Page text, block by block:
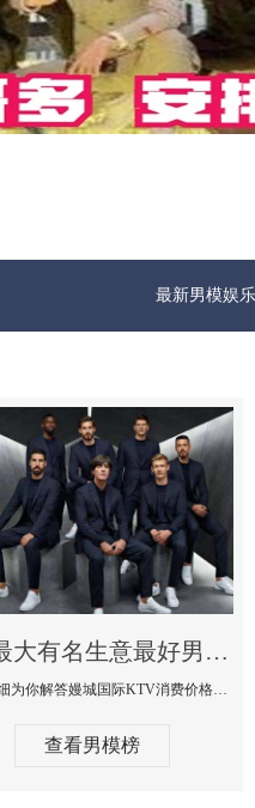
最新男模娱乐资讯免费咨
分宜最大有名生意最好男模少爷场KTV体验-嫚城国际KTV消费价格点评
本文详细为你解答嫚城国际KTV消费价格口碑点评，更多关于最大有名生意最好男模少爷场KTV体验免费咨询1333 867 6881微信同步！
查看男模榜